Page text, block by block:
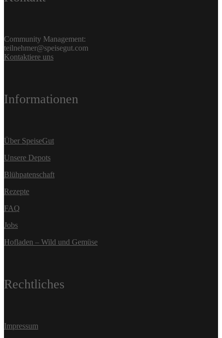
Community Management:
teilnehmer@speisegut.com
Kontaktiere uns
Informationen
Über SpeiseGut
Unsere Depots
Blühpatenschaft
Rezepte
FAQ
Jobs
Hofladen – Wild und Gemüse
Rechtliches
Impressum